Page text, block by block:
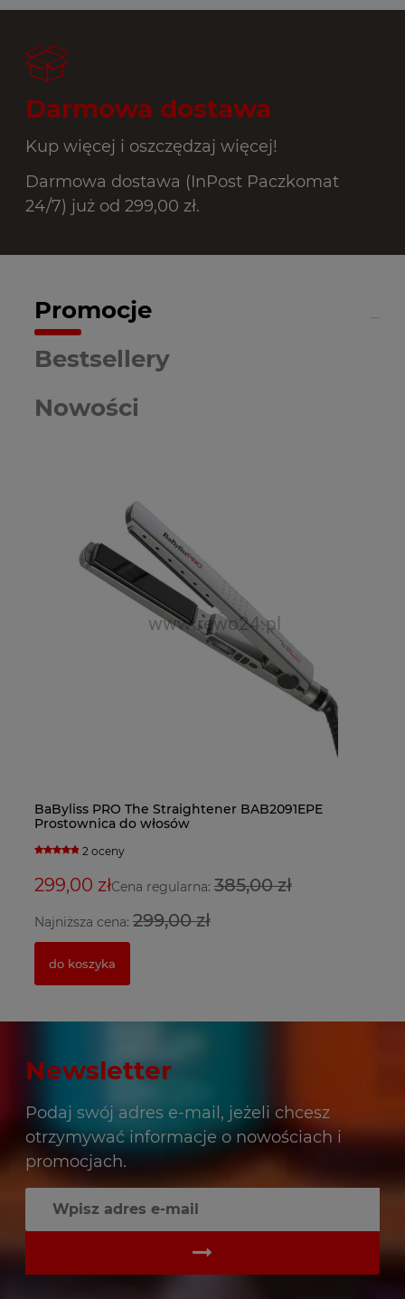
Darmowa dostawa
Kup więcej i oszczędzaj więcej!
Darmowa dostawa (InPost Paczkomat
24/7) już od 299,00 zł.
Promocje
Nowości
Bestsellery
BaByliss PRO The Straightener BAB2091EPE
Prostownica do włosów
2 oceny
299,00 złCena regularna: 385,00 zł
Najniższa cena: 299,00 zł
do koszyka
Newsletter
Podaj swój adres e-mail, jeżeli chcesz
otrzymywać informacje o nowościach i
promocjach.